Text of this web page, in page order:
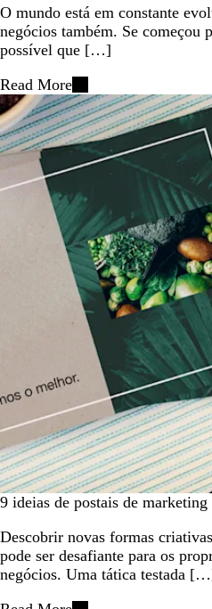
O mundo está em constante
negócios também. Se começou
possível que […]
Read More
9 ideias de postais de
Descobrir novas formas
pode ser desafiante para os
negócios. Uma tática testada